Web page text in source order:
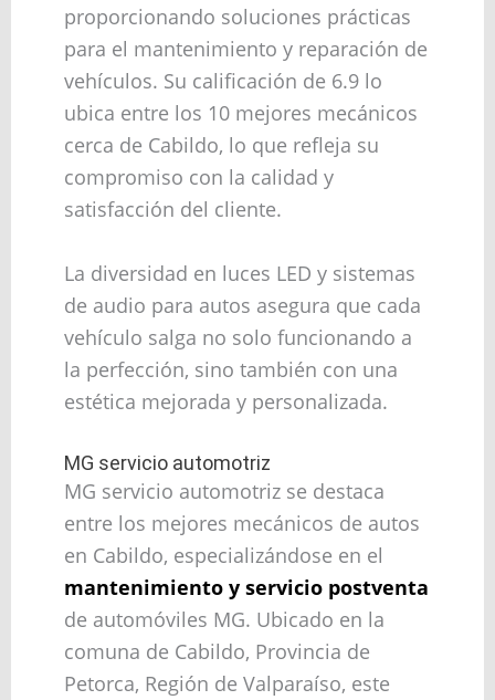
proporcionando soluciones prácticas
para el mantenimiento y reparación de
vehículos. Su calificación de 6.9 lo
ubica entre los 10 mejores mecánicos
cerca de Cabildo, lo que refleja su
compromiso con la calidad y
satisfacción del cliente.
La diversidad en luces LED y sistemas
de audio para autos asegura que cada
vehículo salga no solo funcionando a
la perfección, sino también con una
estética mejorada y personalizada.
MG servicio automotriz
MG servicio automotriz se destaca
entre los mejores mecánicos de autos
en Cabildo, especializándose en el
mantenimiento y servicio postventa
de automóviles MG. Ubicado en la
comuna de Cabildo, Provincia de
Petorca, Región de Valparaíso, este